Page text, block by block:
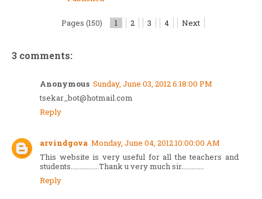
Pages (150) 1 2 3 4 Next
3 comments:
Anonymous Sunday, June 03, 2012 6:18:00 PM
tsekar_bot@hotmail.com
Reply
arvindgova Monday, June 04, 2012 10:00:00 AM
This website is very useful for all the teachers and
students................Thank u very much sir.............
Reply